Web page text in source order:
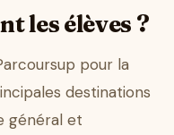
les élèves ?
pour la
destinations
général et